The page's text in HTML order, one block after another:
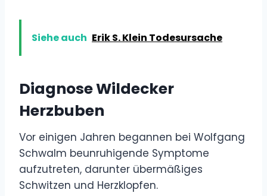
Siehe auch Erik S. Klein Todesursache
Diagnose Wildecker
Herzbuben
Vor einigen Jahren begannen bei Wolfgang
Schwalm beunruhigende Symptome
aufzutreten, darunter übermäßiges
Schwitzen und Herzklopfen.